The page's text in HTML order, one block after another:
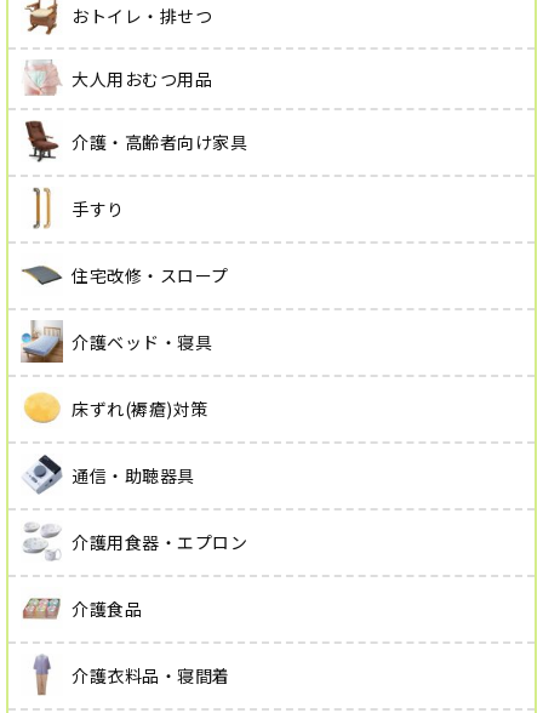
おトイレ・排せつ
大人用おむつ用品
介護・高齢者向け家具
手すり
住宅改修・スロープ
介護ベッド・寝具
床ずれ(褥瘡)対策
通信・助聴器具
介護用食器・エプロン
介護食品
介護衣料品・寝間着